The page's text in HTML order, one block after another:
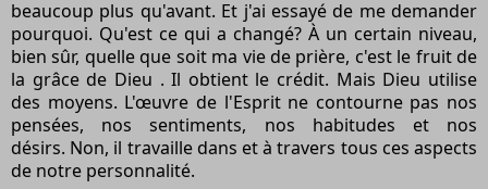
beaucoup plus qu'avant. Et j'ai essayé de me demander
pourquoi. Qu'est ce qui a changé? À un certain niveau,
bien sûr, quelle que soit ma vie de prière, c'est le fruit de
la grâce de Dieu . Il obtient le crédit. Mais Dieu utilise
des moyens. L'œuvre de l'Esprit ne contourne pas nos
pensées, nos sentiments, nos habitudes et nos
désirs. Non, il travaille dans et à travers tous ces aspects
de notre personnalité.